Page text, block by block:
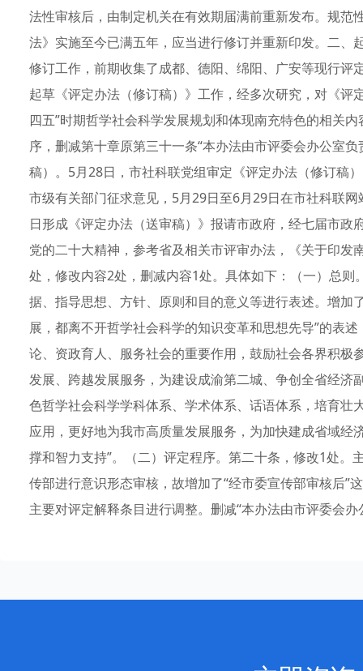
法性审核后，由制定机关在有效期届满前重新发布。规范
法》实施至今已满五年，应当进行修订并重新印发。二
修订工作，前期收集了成都、德阳、绵阳、广安等现行
起草《评定办法（修订稿）》工作，经多次研究，对《
四五”时期哲学社会科学发展规划和体现南充特色的相关
序，删减第十章原第三十一条“本办法由市评委会办公室
稿）。5月28日，市社科联党组审定《评定办法（修订稿
市级有关部门征求意见，5月29日至6月29日在市社科联
日形成《评定办法（送审稿）》报请市政府，经七届市
党的二十大精神，参考省及相关市评审办法，《关于印
处，修改内容2处，删减内容1处。具体如下：（一）总
据、指导思想、方针、原则和目的意义等进行表述。增加
展，都离不开哲学社会科学的知识变革和思想先导”的表
论、资政育人、服务社会的重要作用，鼓励社会各界积
发展、跨越发展服务，为建设成渝第二城、争创全省经济
色哲学社会科学学科体系、学术体系、话语体系，培育
应用，更好地为我市高质量发展服务，为加快建成省域
撑和智力支持”。（二）评定程序。第二十条，修改1处
传部进行意识形态审核，故增加了“经市委宣传部审核后
主要对评定解释条目进行调整。删减“本办法由市评委会